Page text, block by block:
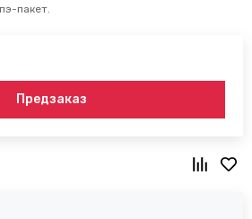
пакет.
Предзаказ